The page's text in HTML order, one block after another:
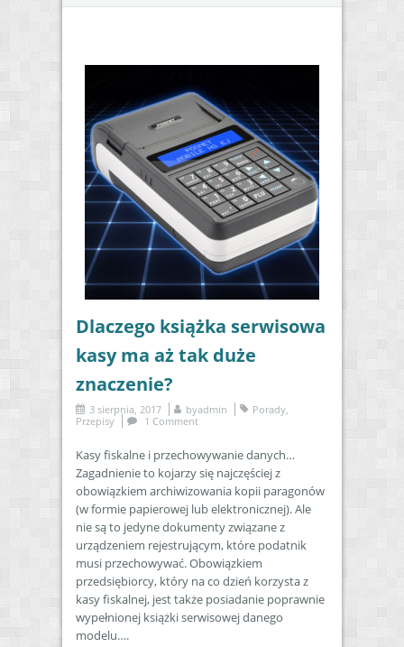
Dlaczego książka serwisowa
kasy ma aż tak duże
znaczenie?
3 sierpnia, 2017 byadmin Porady,
Przepisy
1 Comment
Kasy fiskalne i przechowywanie danych…
Zagadnienie to kojarzy się najczęściej z
obowiązkiem archiwizowania kopii paragonów
(w formie papierowej lub elektronicznej). Ale
nie są to jedyne dokumenty związane z
urządzeniem rejestrującym, które podatnik
musi przechowywać. Obowiązkiem
przedsiębiorcy, który na co dzień korzysta z
kasy fiskalnej, jest także posiadanie poprawnie
wypełnionej książki serwisowej danego
modelu….